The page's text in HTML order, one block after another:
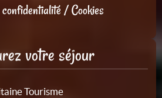
/ Cookies
votre séjour
Tourisme